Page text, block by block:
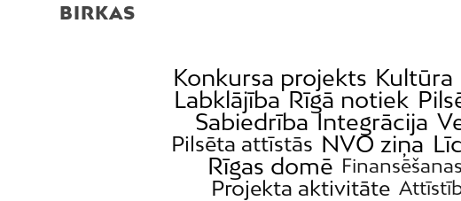
BIRKAS
Konkursa projekts Kultūra
Labklājība Rīgā notiek
Sabiedrība Integrācija
Pilsēta attīstās NVO ziņa
Rīgas domē
Projekta aktivitāte